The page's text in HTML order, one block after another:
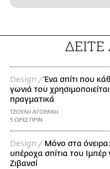
Design /Ένα σπίτι που
γωνιά του χρησιμοποιείται
πραγματικά
ΤΖΟΥΛΗ ΑΓΟΡΑΚΗ
5 ΩΡΕΣ ΠΡΙΝ
Design / Μόνο στα
υπέροχα σπίτια του Ιμπέρ
Ζιβανσί